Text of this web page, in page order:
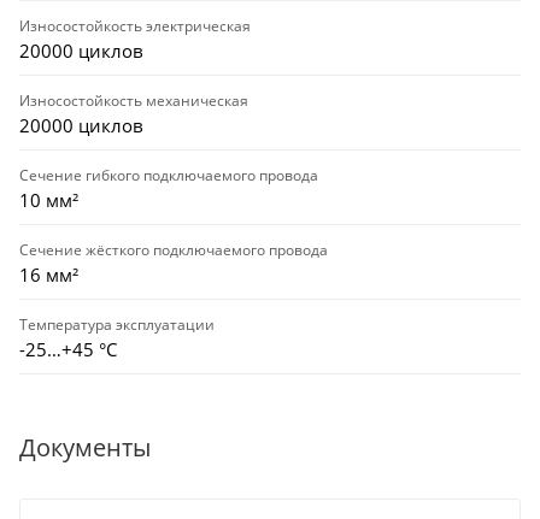
Износостойкость электрическая
20000 циклов
Износостойкость механическая
20000 циклов
Сечение гибкого подключаемого провода
10 мм²
Сечение жёсткого подключаемого провода
16 мм²
Температура эксплуатации
-25…+45 °С
Документы